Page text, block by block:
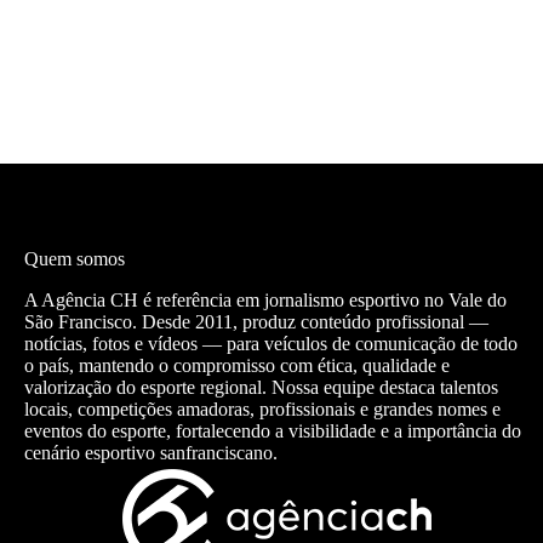
Quem somos
A Agência CH é referência em jornalismo esportivo no Vale do
São Francisco. Desde 2011, produz conteúdo profissional —
notícias, fotos e vídeos — para veículos de comunicação de todo
o país, mantendo o compromisso com ética, qualidade e
valorização do esporte regional. Nossa equipe destaca talentos
locais, competições amadoras, profissionais e grandes nomes e
eventos do esporte, fortalecendo a visibilidade e a importância do
cenário esportivo sanfranciscano.